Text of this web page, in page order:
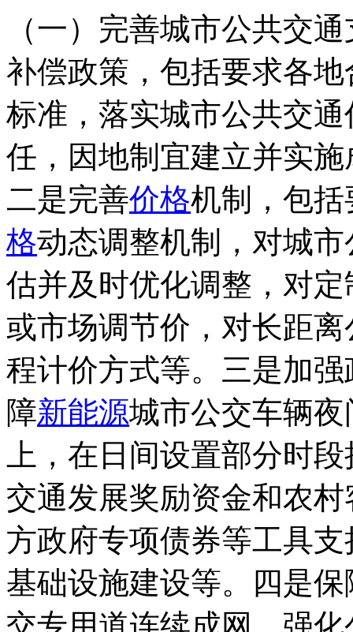
（一）完善城市公共交
补偿政策，包括要求各
标准，落实城市公共交
任，因地制宜建立并实
二是完善价格机制，包
格动态调整机制，对城
估并及时优化调整，对
或市场调节价，对长距
程计价方式等。三是加
障新能源城市公交车辆
上，在日间设置部分时
交通发展奖励资金和农
方政府专项债券等工具
基础设施建设等。四是
交专用道连续成网、强